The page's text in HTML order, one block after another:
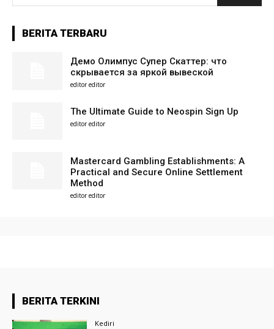
BERITA TERBARU
Демо Олимпус Супер Скаттер: что
скрывается за яркой вывеской
editor editor
The Ultimate Guide to Neospin Sign Up
editor editor
Mastercard Gambling Establishments: A
Practical and Secure Online Settlement
Method
editor editor
BERITA TERKINI
Kediri